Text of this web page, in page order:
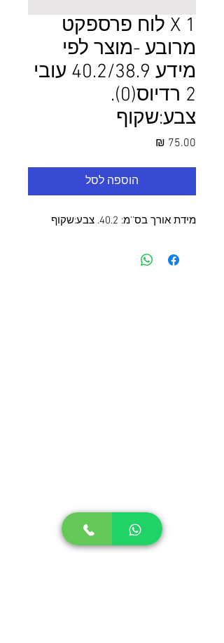
1 X לוח פרספקט
מרובע -מוצר לפי
מידע 40.2/38.9 עובי
2 רדיוס(0).
צבע:שקוף
הוספה לסל
מידת אורך בס''מ: 40.2. צבע:שקוף